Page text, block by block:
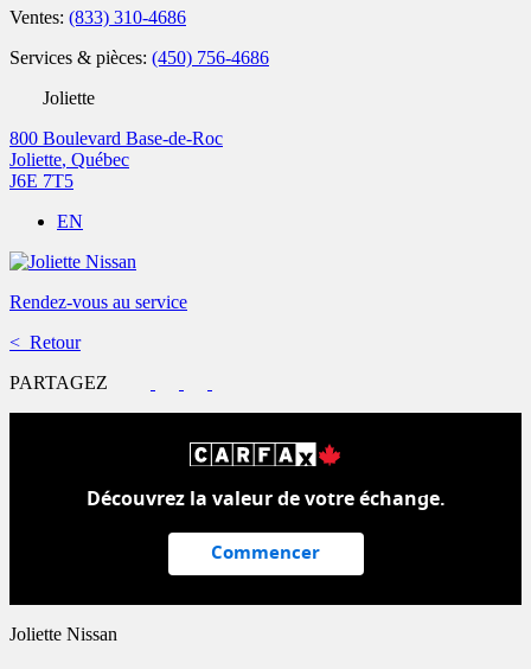
Ventes: (833) 310-4686
Services & pièces: (450) 756-4686
Joliette
800 Boulevard Base-de-Roc
Joliette, Québec
J6E 7T5
EN
Rendez-vous au service
< Retour
PARTAGEZ
Découvrez la valeur de votre échange.
Commencer
Joliette Nissan